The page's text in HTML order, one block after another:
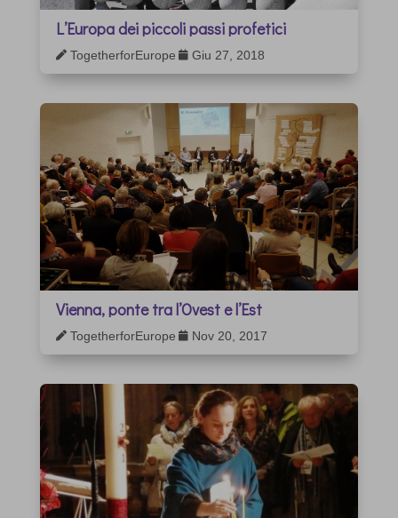
L’Europa dei piccoli passi profetici
 TogetherforEurope  Giu 27, 2018
Vienna, ponte tra l’Ovest e l’Est
 TogetherforEurope  Nov 20, 2017